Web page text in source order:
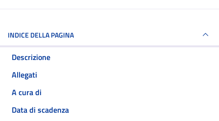
INDICE DELLA PAGINA
Descrizione
Allegati
A cura di
Data di scadenza